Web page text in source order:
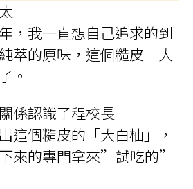
，我一直想自己追求的到
萃的原味，這個糙皮「大
。
係認識了程校長
這個糙皮的「大白柚」，
來的專門拿來”試吃的”